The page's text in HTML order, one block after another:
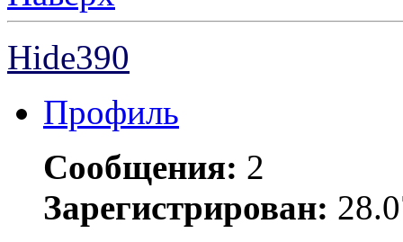
Hide390
Профиль
Сообщения: 2
Зарегистрирован: